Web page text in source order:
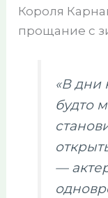
Короля
прощание с
«В дни
будто
—